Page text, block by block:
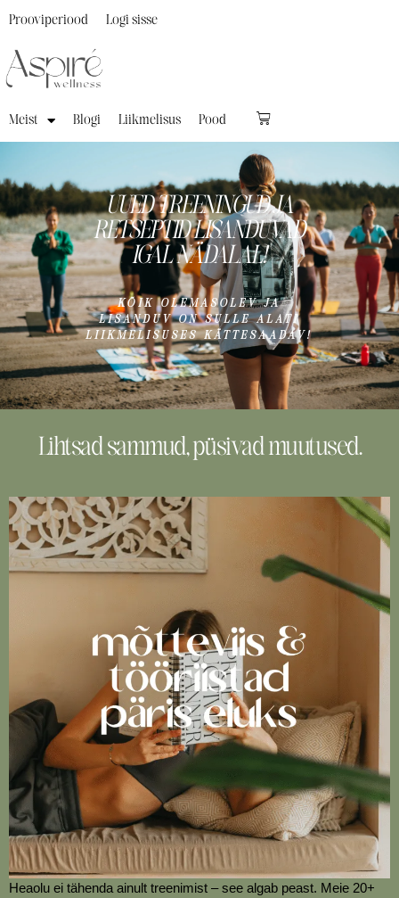
Meist Blogi Liikmelisus Pood
Prooviperiood Logi sisse
UUED TREENINGUD JA
RETSEPTID LISANDUVAD
IGAL NÄDALAL!
KÕIK OLEMASOLEV JA
LISANDUV ON SULLE ALATI
LIIKMELISUSES KÄTTESAADAV!
Lihtsad sammud, püsivad muutused.
Heaolu ei tähenda ainult treenimist – see algab peast. Meie 20+